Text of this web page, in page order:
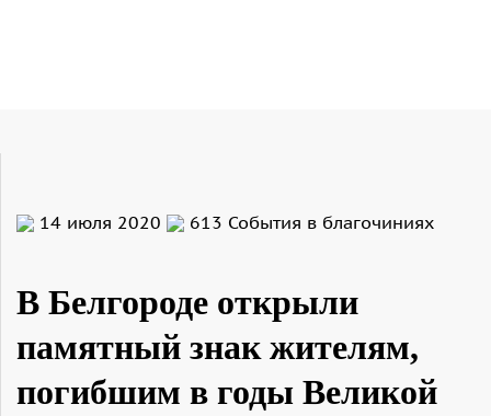
14 июля 2020 613 События в благочиниях
В Белгороде открыли
памятный знак жителям,
погибшим в годы Великой